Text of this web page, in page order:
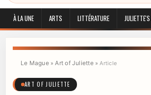
À LA UNE ARTS LITTÉRATURE
Le Mague»Art of Juliette »Article
ART OF JULIETTE